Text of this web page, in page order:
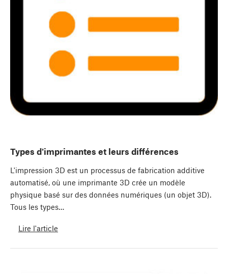
Types d'imprimantes et leurs différences
L'impression 3D est un processus de fabrication additive
automatisé, où une imprimante 3D crée un modèle
physique basé sur des données numériques (un objet 3D).
Tous les types…
Lire l'article